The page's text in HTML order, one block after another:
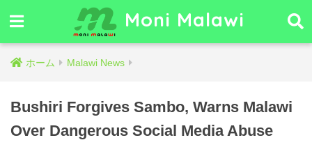
Moni Malawi
ホーム Malawi News
Bushiri Forgives Sambo, Warns Malawi
Over Dangerous Social Media Abuse